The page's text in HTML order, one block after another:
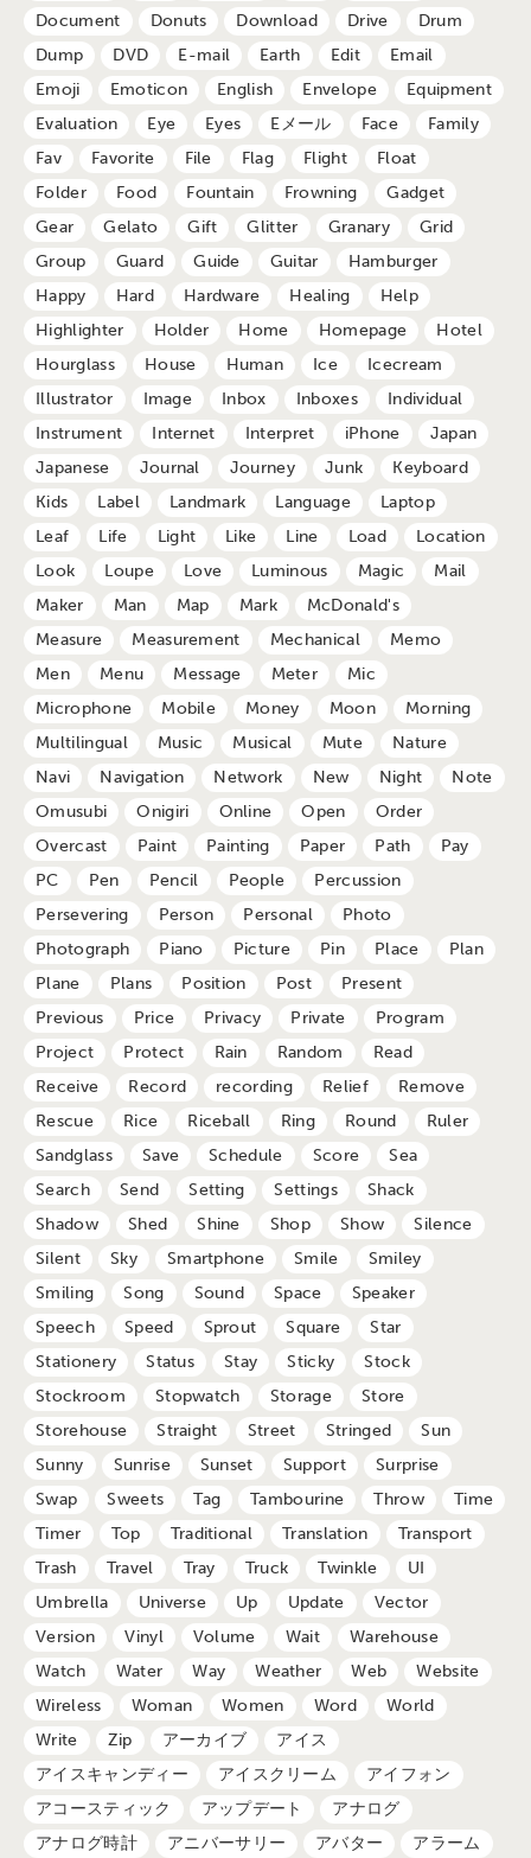
Document
Donuts Download Drive
Drum
Dump
DVD E-mail Earth Edit
Email
Emoji
Emoticon English Envelope
Equipment
Evaluation
Eye Eyes Eメール Face
Family
Fav
Favorite File Flag Flight
Float
Folder
Food Fountain Frowning
Gadget
Gear
Gelato Gift Glitter Granary
Grid
Group
Guard Guide Guitar
Hamburger
Happy
Hard Hardware Healing
Help
Highlighter
Holder Home Homepage
Hotel
Hourglass
House Human Ice
Icecream
Illustrator
Image Inbox Inboxes
Individual
Instrument
Internet Interpret iPhone
Japan
Japanese
Journal Journey Junk
Keyboard
Kids
Label Landmark Language
Laptop
Leaf
Life Light Like Line Load
Location
Look
Loupe Love Luminous Magic
Mail
Maker
Man Map Mark
McDonald's
Measure
Measurement Mechanical
Memo
Men
Menu Message Meter
Mic
Microphone
Mobile Money Moon
Morning
Multilingual
Music Musical Mute
Nature
Navi
Navigation Network New Night
Note
Omusubi
Onigiri Online Open
Order
Overcast
Paint Painting Paper Path
Pay
PC
Pen Pencil People
Percussion
Persevering
Person Personal
Photo
Photograph
Piano Picture Pin Place
Plan
Plane
Plans Position Post
Present
Previous
Price Privacy Private
Program
Project
Protect Rain Random
Read
Receive
Record recording Relief
Remove
Rescue
Rice Riceball Ring Round
Ruler
Sandglass
Save Schedule Score
Sea
Search
Send Setting Settings
Shack
Shadow
Shed Shine Shop Show
Silence
Silent
Sky Smartphone Smile
Smiley
Smiling
Song Sound Space
Speaker
Speech
Speed Sprout Square
Star
Stationery
Status Stay Sticky
Stock
Stockroom
Stopwatch Storage
Store
Storehouse
Straight Street Stringed
Sun
Sunny
Sunrise Sunset Support
Surprise
Swap
Sweets Tag Tambourine Throw
Time
Timer
Top Traditional Translation
Transport
Trash
Travel Tray Truck Twinkle
UI
Umbrella
Universe Up Update
Vector
Version
Vinyl Volume Wait
Warehouse
Watch
Water Way Weather Web
Website
Wireless
Woman Women Word
World
Write
Zip アーカイブ
アイス
アイスキャンディー
アイスクリーム
アイフォン
アコースティック
アップデート
アナログ
アナログ時計
アニバーサリー アバター アラーム